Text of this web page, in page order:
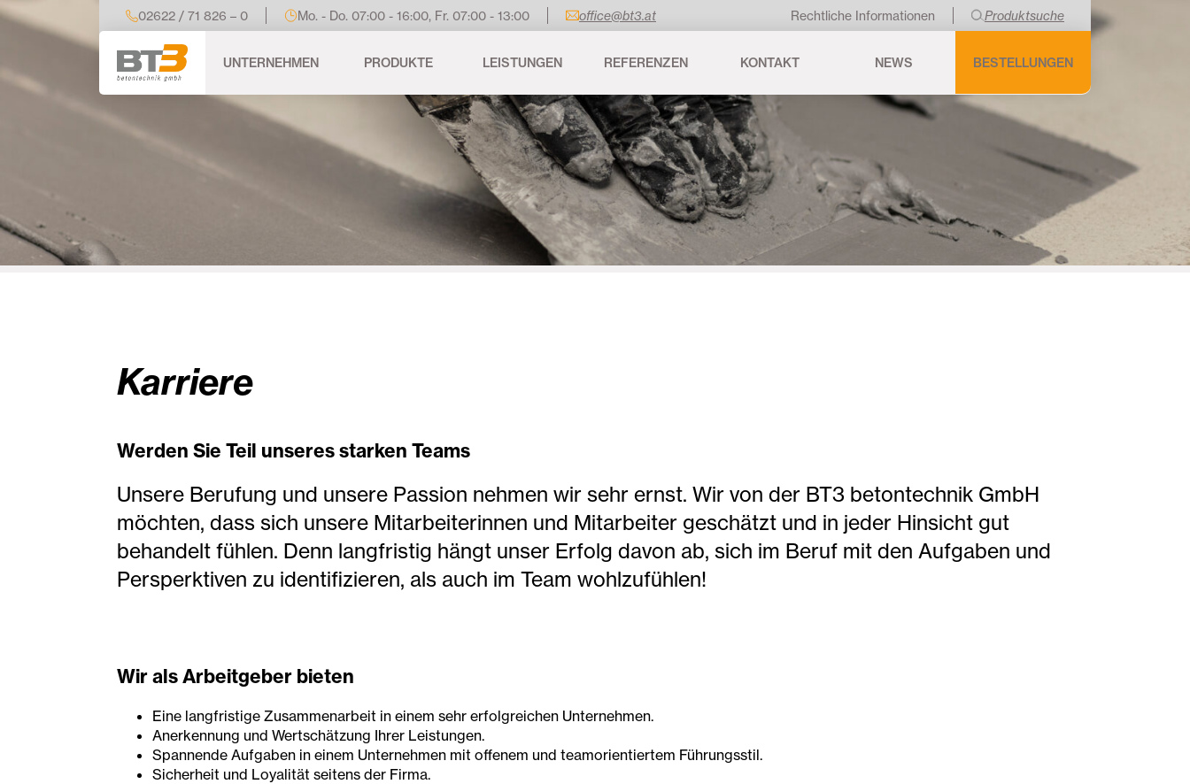
02622 / 71 826 – 0 Mo. - Do. 07:00 - 16:00, Fr. 07:00 - 13:00 office@bt3.at Rechtliche Informationen Produktsuche
UNTERNEHMEN PRODUKTE LEISTUNGEN REFERENZEN KONTAKT NEWS BESTELLUNGEN
Karriere
Werden Sie Teil unseres starken Teams
Unsere Berufung und unsere Passion nehmen wir sehr ernst. Wir von der BT3 betontechnik GmbH
möchten, dass sich unsere Mitarbeiterinnen und Mitarbeiter geschätzt und in jeder Hinsicht gut
behandelt fühlen. Denn langfristig hängt unser Erfolg davon ab, sich im Beruf mit den Aufgaben und
Persperktiven zu identifizieren, als auch im Team wohlzufühlen!
Wir als Arbeitgeber bieten
Eine langfristige Zusammenarbeit in einem sehr erfolgreichen Unternehmen.
Anerkennung und Wertschätzung Ihrer Leistungen.
Spannende Aufgaben in einem Unternehmen mit offenem und teamorientiertem Führungsstil.
Sicherheit und Loyalität seitens der Firma.